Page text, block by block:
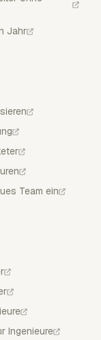
Jahr
Team ein
Ingenieure